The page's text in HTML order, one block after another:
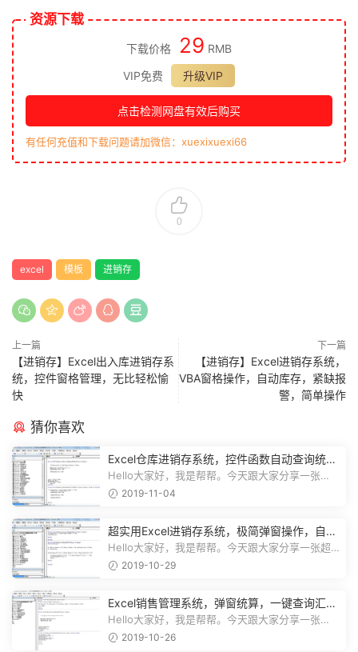
资源下载
下载价格 29 RMB
VIP免费
升级VIP
点击检测网盘有效后购买
有任何充值和下载问题请加微信：xuexixuexi66
0
excel 模板 进销存
上一篇
【进销存】Excel出入库进销存系
统，控件窗格管理，无比轻松愉
快
下一篇
【进销存】Excel进销存系统，
VBA窗格操作，自动库存，紧缺报
警，简单操作
猜你喜欢
Excel仓库进销存系统，控件函数自动查询统
计，动态图表一目了然
Hello大家好，我是帮帮。今天跟大家分享一张
Excel仓库进销存系统，控件函数自动查...
2019-11-04
超实用Excel进销存系统，极简弹窗操作，自动
库存营收汇总不加班
Hello大家好，我是帮帮。今天跟大家分享一张超
实用Excel进销存系统，极简弹窗操...
2019-10-29
Excel销售管理系统，弹窗统算，一键查询汇
总，实用简单不加班
Hello大家好，我是帮帮。今天跟大家分享一张
Excel销售管理系统，弹窗统算，一键...
2019-10-26